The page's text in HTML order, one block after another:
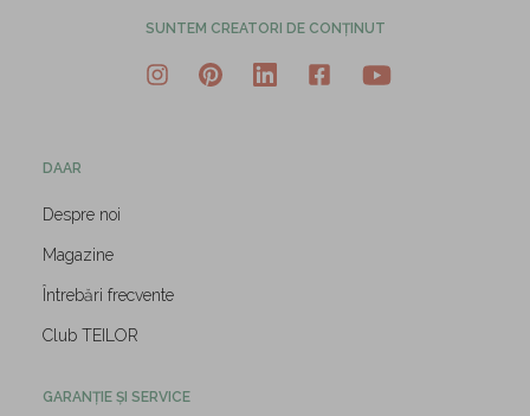
SUNTEM CREATORI DE CONȚINUT
DAAR
Despre noi
Magazine
Întrebări frecvente
Club TEILOR
GARANȚIE ȘI SERVICE